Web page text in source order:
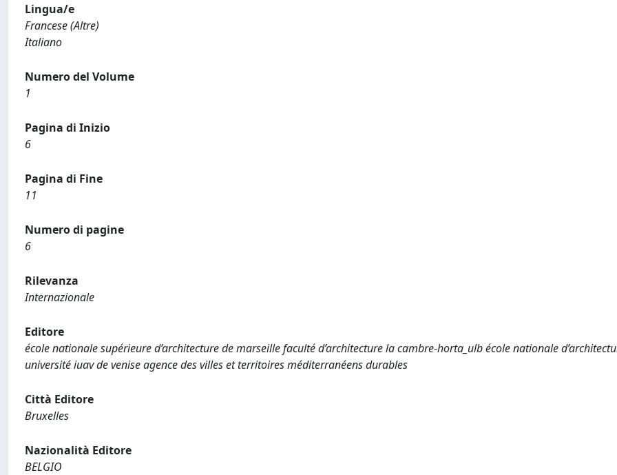
Lingua/e
Francese (Altre)
Italiano
Numero del Volume
1
Pagina di Inizio
6
Pagina di Fine
11
Numero di pagine
6
Rilevanza
Internazionale
Editore
école nationale supérieure d’architecture de marseille faculté d’architecture la cambre-horta_ulb école nationale
université iuav de venise agence des villes et territoires méditerranéens durables
Città Editore
Bruxelles
Nazionalità Editore
BELGIO